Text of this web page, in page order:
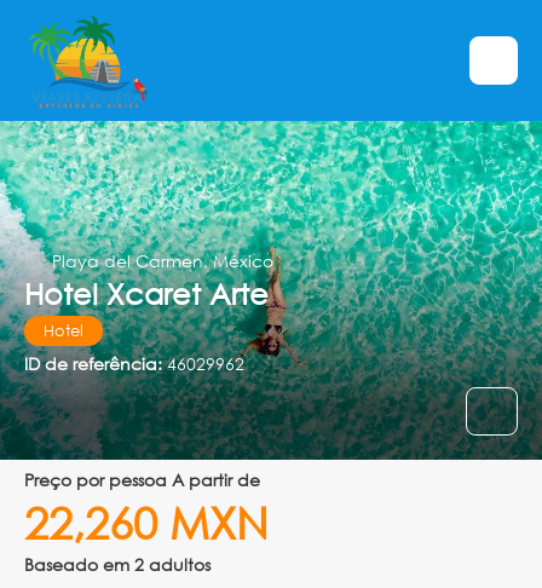
Playa del Carmen, México
Hotel Xcaret Arte
Hotel
ID de referência:46029962
preço por pessoa A partir de
22,260 MXN
Baseado em 2 adultos